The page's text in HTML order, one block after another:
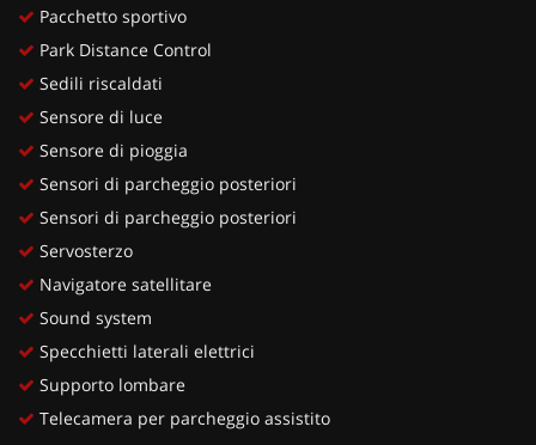
Pacchetto sportivo
Park Distance Control
Sedili riscaldati
Sensore di luce
Sensore di pioggia
Sensori di parcheggio posteriori
Sensori di parcheggio posteriori
Servosterzo
Navigatore satellitare
Sound system
Specchietti laterali elettrici
Supporto lombare
Telecamera per parcheggio assistito